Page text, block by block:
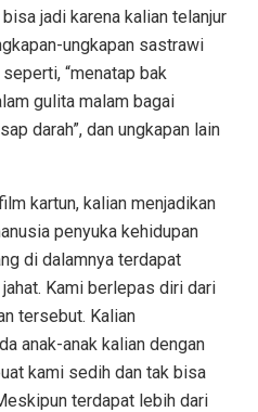
jadi karena kalian telanjur
ungkapan sastrawi
“menatap bak
gulita malam bagai
darah”, dan ungkapan lain
kartun, kalian menjadikan
penyuka kehidupan
di dalamnya terdapat
Kami berlepas diri dari
tersebut. Kalian
anak-anak kalian dengan
kami sedih dan tak bisa
terdapat lebih dari